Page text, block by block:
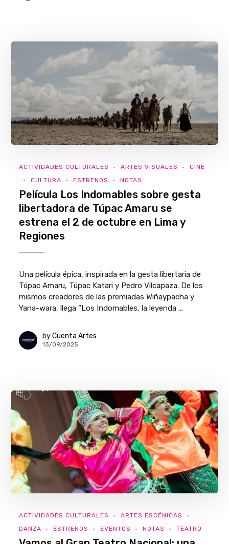
ACTIVIDADES CULTURALES ARTES VISUALES
CINE
CULTURA
ESTRENOS NOTAS
Película Los Indomables sobre gesta
libertadora de Túpac Amaru se
estrena el 2 de octubre en Lima y
Regiones
Una película épica, inspirada en la gesta libertaria de
Túpac Amaru, Túpac Katari y Pedro Vilcapaza. De los
mismos creadores de las premiadas Wiñaypacha y
Yana-wara, llega “Los Indomables, la leyenda ...
by Cuenta Artes
13/09/2025
ACTIVIDADES CULTURALES
ARTES ESCÉNICAS
DANZA
ESTRENOS EVENTOS NOTAS TEATRO